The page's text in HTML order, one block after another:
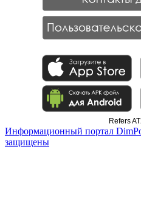
Refers
Информационный портал
защищены